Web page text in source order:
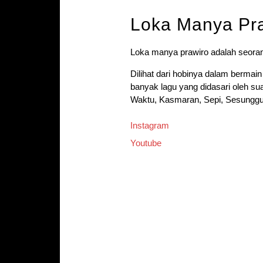
Loka Manya
Loka manya prawiro adalah
Dilihat dari hobinya dalam
banyak lagu yang didasari oleh
Waktu, Kasmaran, Sepi,
Instagram
Youtube